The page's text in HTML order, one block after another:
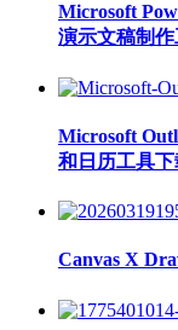
Microsoft
演示文稿制
Microsoft
和日历工具下
Canvas X